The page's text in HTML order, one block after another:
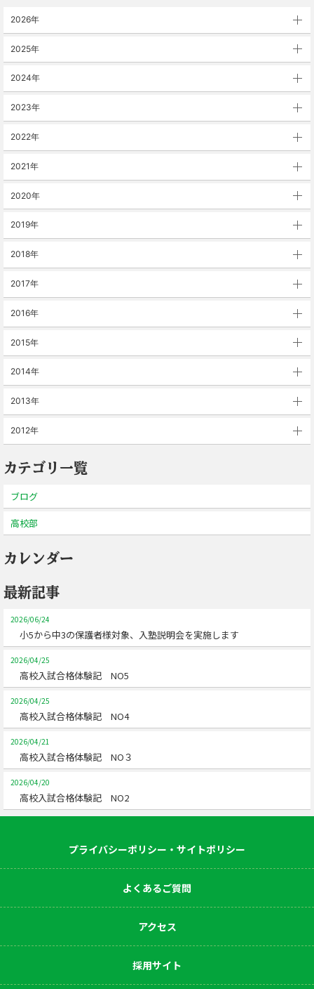
2026年
2025年
2024年
2023年
2022年
2021年
2020年
2019年
2018年
2017年
2016年
2015年
2014年
2013年
2012年
カテゴリ一覧
ブログ
高校部
カレンダー
最新記事
2026/06/24
小5から中3の保護者様対象、入塾説明会を実施します
2026/04/25
高校入試合格体験記 NO5
2026/04/25
高校入試合格体験記 NO4
2026/04/21
高校入試合格体験記 NO３
2026/04/20
高校入試合格体験記 NO2
プライバシーポリシー・サイトポリシー
よくあるご質問
アクセス
採用サイト